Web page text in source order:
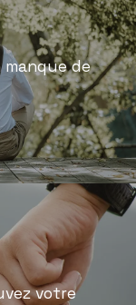
manque de
votre